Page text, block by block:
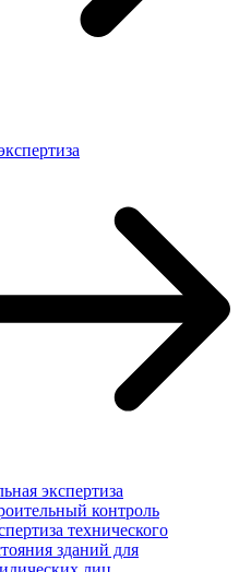
экспертиза
контроль
технического
зданий для